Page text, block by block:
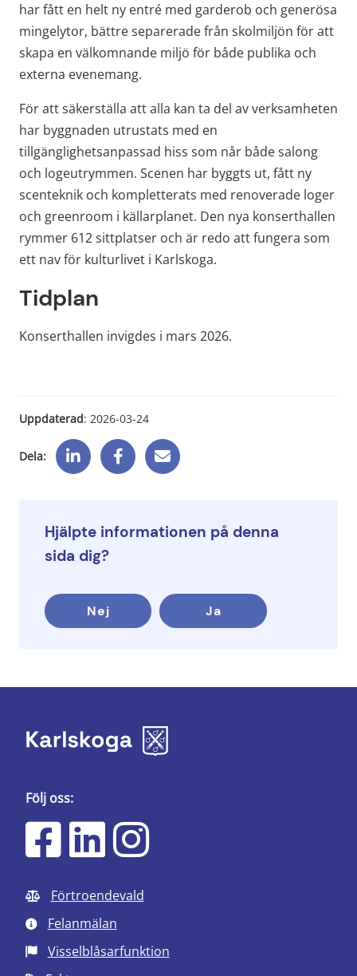
har fått en helt ny entré med garderob och generösa
mingelytor, bättre separerade från skolmiljön för att
skapa en välkomnande miljö för både publika och
externa evenemang.
För att säkerställa att alla kan ta del av verksamheten
har byggnaden utrustats med en
tillgänglighetsanpassad hiss som når både salong
och logeutrymmen. Scenen har byggts ut, fått ny
scenteknik och kompletterats med renoverade loger
och greenroom i källarplanet. Den nya konserthallen
rymmer 612 sittplatser och är redo att fungera som
ett nav för kulturlivet i Karlskoga.
Tidplan
Konserthallen invigdes i mars 2026.
Uppdaterad: 2026-03-24
Dela:
Hjälpte informationen på denna
sida dig?
Nej Ja
Följ oss:
Förtroendevald
Felanmälan
Visselblåsarfunktion